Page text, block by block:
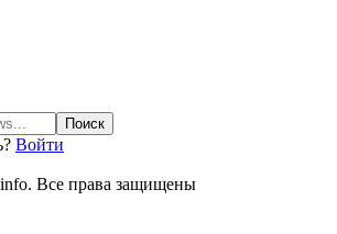
Войти
Все права защищены